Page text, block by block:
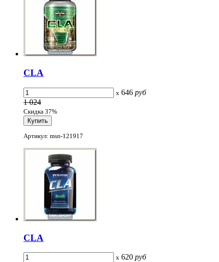
CLA
x 646 руб
1 024
Скидка 37%
Артикул: msn-121917
CLA
x 620 руб